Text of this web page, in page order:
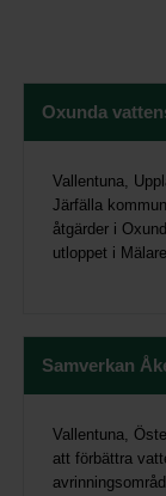
Oxunda
Vallentuna,
Järfälla
åtgärder i
utloppet i
Samverkan
Vallentuna,
att förbättra